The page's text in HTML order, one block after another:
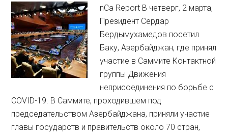
nCa Report В четверг, 2 марта,
Президент Сердар
Бердымухамедов посетил
Баку, Азербайджан, где принял
участие в Саммите Контактной
группы Движения
неприсоединения по борьбе с
COVID-19. В Саммите, проходившем под
председательством Азербайджана, приняли участие
главы государств и правительств около 70 стран,